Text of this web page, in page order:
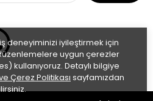
deneyiminizi iyileştirmek için
uygun çerezler
kullanıyoruz. Detaylı bilgiye
Çerez Politikası sayfamızdan